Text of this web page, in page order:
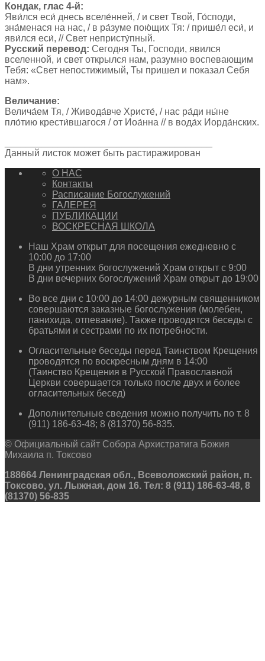
Кондак, глас 4-й:
Яви́лся еси́ днесь вселе́нней, / и свет Твой, Го́споди,
зна́менася на нас, / в ра́зуме пою́щих Тя: / прише́л еси́, и
яви́лся еси́, // Свет непристу́пный.
Русский перевод: Сегодня Ты, Господи, явился
вселенной, и свет открылся нам, разумно воспевающим
Тебя: «Свет непостижимый, Ты пришел и показал Себя
нам».
Величание:
Велича́ем Тя, / Живода́вче Христе́, / нас ра́ди ны́не
пло́тию крести́вшагося / от Иоа́нна // в вода́х Иорда́нских.
Данный листок может быть растиражирован
О НАС
Контакты
Расписание Богослужений
ГАЛЕРЕЯ
ПУБЛИКАЦИИ
ВОСКРЕСНАЯ ШКОЛА
Наш Храм открыт для посещения ежедневно с
10:00 до 17:00
В дни утренних богослужений Храм открыт с 9:00
В дни вечерних богослужений Храм открыт до 19:00
Во все дни с 10:00 до 14:00 дежурным священником
совершаются заказные богослужения (молебен,
панихида, отпевание). Также проводятся беседы с
братьями и сестрами по их потребности.
Огласительные беседы перед Таинством Крещения
проводятся по воскресным дням в 14:00
(Таинство Крещения в Русской Православной
Церкви совершается только после двух и более
огласительных бесед)
Дополнительные сведения можно получить по т. 8
(911) 186-63-48; 8 (81370) 56-835.
© Официальный сайт Собора Архистратига Божия
Михаила п. Токсово
188664 Ленинградская обл., Всеволожский район, п.
Токсово, ул. Лыжная, дом 16. Тел: 8 (911) 186-63-48, 8
(81370) 56-835